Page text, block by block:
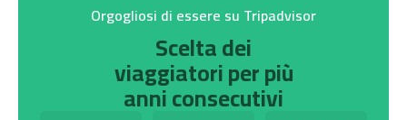
Orgogliosi di essere su Tripadvisor
Scelta dei
viaggiatori per più
anni consecutivi